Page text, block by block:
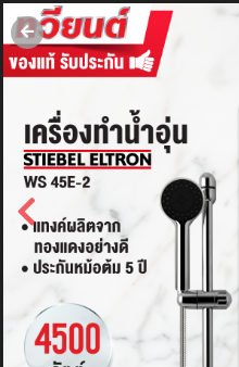
password
สมัครสมาชิค ลืมรหัสผ่าน?
การซื้อของฉัน